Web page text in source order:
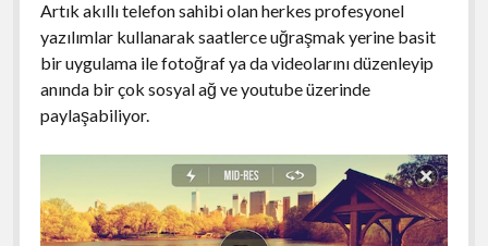
Artık akıllı telefon sahibi olan herkes profesyonel
yazılımlar kullanarak saatlerce uğraşmak yerine basit
bir uygulama ile fotoğraf ya da videolarını düzenleyip
anında bir çok sosyal ağ ve youtube üzerinde
paylaşabiliyor.